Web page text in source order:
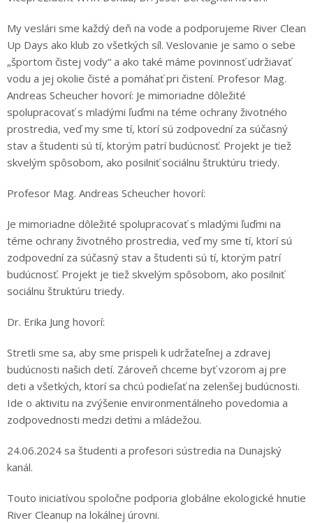
My veslári sme každý deň na vode a podporujeme River Clean
Up Days ako klub zo všetkých síl. Veslovanie je samo o sebe
„športom čistej vody“ a ako také máme povinnosť udržiavať
vodu a jej okolie čisté a pomáhať pri čistení. Profesor Mag.
Andreas Scheucher hovorí: Je mimoriadne dôležité
spolupracovať s mladými ľuďmi na téme ochrany životného
prostredia, veď my sme tí, ktorí sú zodpovední za súčasný
stav a študenti sú tí, ktorým patrí budúcnosť. Projekt je tiež
skvelým spôsobom, ako posilniť sociálnu štruktúru triedy.
Profesor Mag. Andreas Scheucher hovorí:
Je mimoriadne dôležité spolupracovať s mladými ľuďmi na
téme ochrany životného prostredia, veď my sme tí, ktorí sú
zodpovední za súčasný stav a študenti sú tí, ktorým patrí
budúcnosť. Projekt je tiež skvelým spôsobom, ako posilniť
sociálnu štruktúru triedy.
Dr. Erika Jung hovorí:
Stretli sme sa, aby sme prispeli k udržateľnej a zdravej
budúcnosti našich detí. Zároveň chceme byť vzorom aj pre
deti a všetkých, ktorí sa chcú podieľať na zelenšej budúcnosti.
Ide o aktivitu na zvýšenie environmentálneho povedomia a
zodpovednosti medzi deťmi a mládežou.
24.06.2024 sa študenti a profesori sústredia na Dunajský
kanál.
Touto iniciatívou spoločne podporia globálne ekologické hnutie
River Cleanup na lokálnej úrovni.